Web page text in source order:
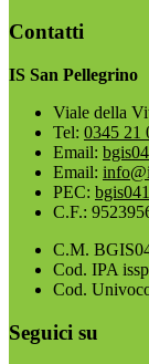
Contatti
IS San Pellegrino
Viale della
Tel: 0345 21
Email:
Email:
PEC:
C.F.:
C.M.
Cod. IPA
Cod.
Seguici su